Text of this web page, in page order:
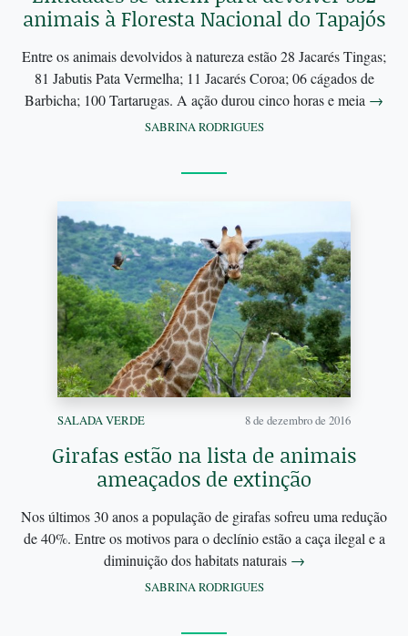
animais à Floresta Nacional do Tapajós
Entre os animais devolvidos à natureza estão 28 Jacarés Tingas;
81 Jabutis Pata Vermelha; 11 Jacarés Coroa; 06 cágados de
Barbicha; 100 Tartarugas. A ação durou cinco horas e meia →
SABRINA RODRIGUES
SALADA VERDE 8 de dezembro de 2016
Girafas estão na lista de animais
ameaçados de extinção
Nos últimos 30 anos a população de girafas sofreu uma redução
de 40%. Entre os motivos para o declínio estão a caça ilegal e a
diminuição dos habitats naturais →
SABRINA RODRIGUES